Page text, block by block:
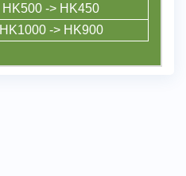
HK500 -> HK450
HK1000 -> HK900